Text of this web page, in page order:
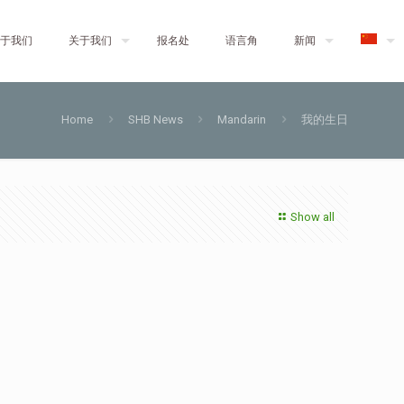
我们 关于我们 报名处 语言角 新闻
Home SHB News Mandarin 我的生日
Show all